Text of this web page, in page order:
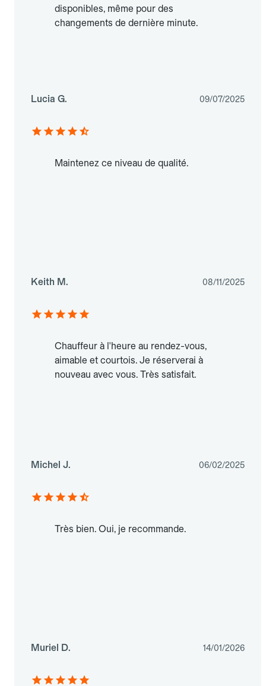
disponibles, même pour des
changements de dernière minute.
Lucia G. 09/07/2025
Maintenez ce niveau de qualité.
Keith M. 08/11/2025
Chauffeur à l'heure au rendez-vous,
aimable et courtois. Je réserverai à
nouveau avec vous. Très satisfait.
Michel J. 06/02/2025
Très bien. Oui, je recommande.
Muriel D. 14/01/2026